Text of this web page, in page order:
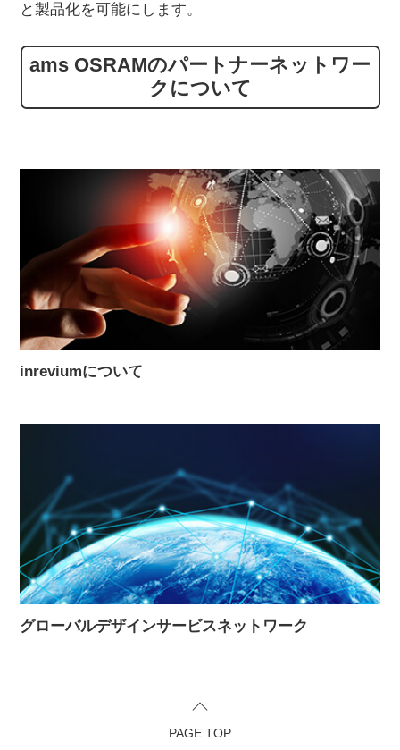
と製品化を可能にします。
ams OSRAMのパートナーネットワー
クについて
inreviumについて
グローバルデザインサービスネットワーク
PAGE TOP